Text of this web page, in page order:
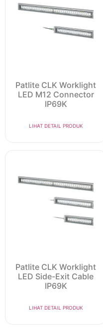
Patlite CLK Worklight
LED M12 Connector
IP69K
LIHAT DETAIL PRODUK
Patlite CLK Worklight
LED Side-Exit Cable
IP69K
LIHAT DETAIL PRODUK